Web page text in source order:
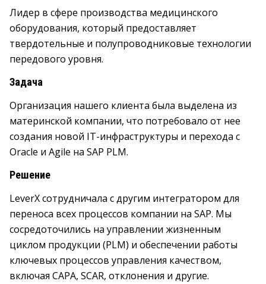
Лидер в сфере производства медицинского
оборудования, который предоставляет
твердотельные и полупроводниковые технологии
передового уровня.
Задача
Организация нашего клиента была выделена из
материнской компании, что потребовало от нее
создания новой IT-инфраструктуры и перехода с
Oracle и Agile на SAP PLM.
Решение
LeverX сотрудничала с другим интегратором для
переноса всех процессов компании на SAP. Мы
сосредоточились на управлении жизненным
циклом продукции (PLM) и обеспечении работы
ключевых процессов управления качеством,
включая CAPA, SCAR, отклонения и другие.